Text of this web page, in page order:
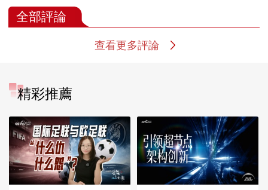
全部評論
查看更多評論
精彩推薦